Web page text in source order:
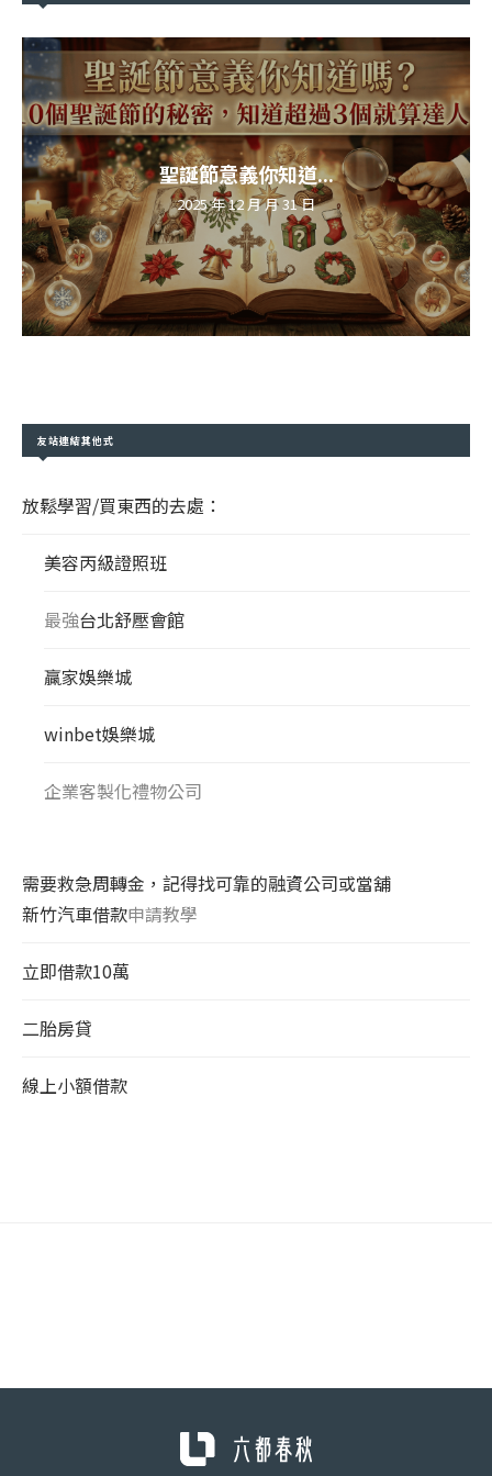
聖誕節意義你知道...
2025 年 12 月 月 31 日
友站連結其他式
放鬆學習/買東西的去處：
美容丙級證照班
最強台北舒壓會館
贏家娛樂城
winbet娛樂城
企業客製化禮物公司
需要救急周轉金，記得找可靠的融資公司或當舖
新竹汽車借款申請教學
立即借款10萬
二胎房貸
線上小額借款